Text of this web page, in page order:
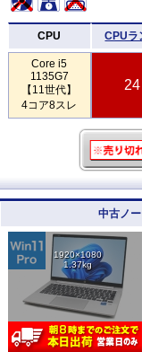
CPU CPUラ
Core i5
1135G7
【11世代】
4コア8スレ
24
中古ノ
1920×1080
1.37kg